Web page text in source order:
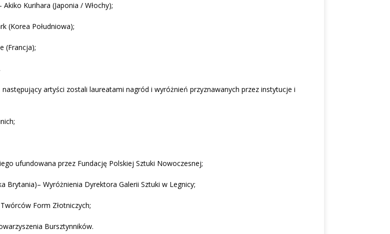
Akiko Kurihara (Japonia / Włochy);
(Korea Południowa);
(Francja);
artyści zostali laureatami nagród i wyróżnień przyznawanych przez instytucje i
ufundowana przez Fundację Polskiej Sztuki Nowoczesnej;
Wyróżnienia Dyrektora Galerii Sztuki w Legnicy;
Form Złotniczych;
Bursztynników.